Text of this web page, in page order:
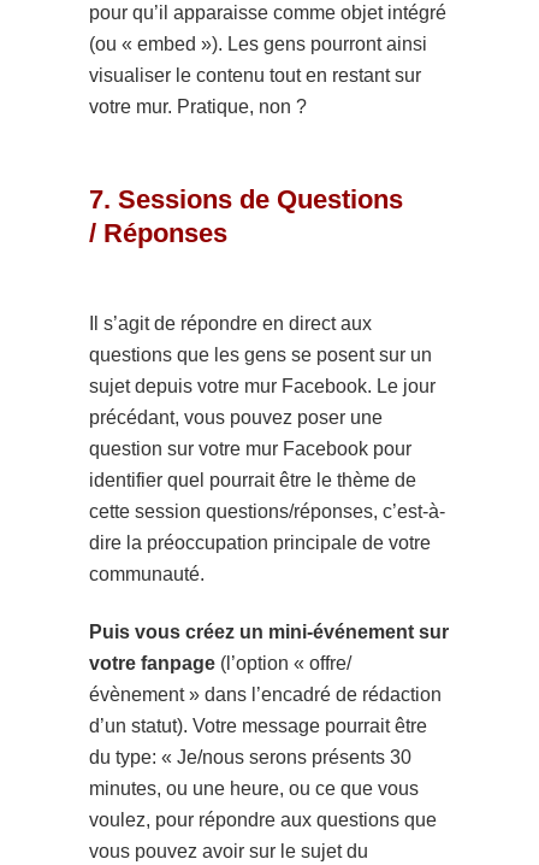
pour qu’il apparaisse comme objet intégré
(ou « embed »). Les gens pourront ainsi
visualiser le contenu tout en restant sur
votre mur. Pratique, non ?
7. Sessions de Questions
/ Réponses
Il s’agit de répondre en direct aux
questions que les gens se posent sur un
sujet depuis votre mur Facebook. Le jour
précédant, vous pouvez poser une
question sur votre mur Facebook pour
identifier quel pourrait être le thème de
cette session questions/réponses, c’est-à-
dire la préoccupation principale de votre
communauté.
Puis vous créez un mini-événement sur
votre fanpage (l’option « offre/
évènement » dans l’encadré de rédaction
d’un statut). Votre message pourrait être
du type: « Je/nous serons présents 30
minutes, ou une heure, ou ce que vous
voulez, pour répondre aux questions que
vous pouvez avoir sur le sujet du